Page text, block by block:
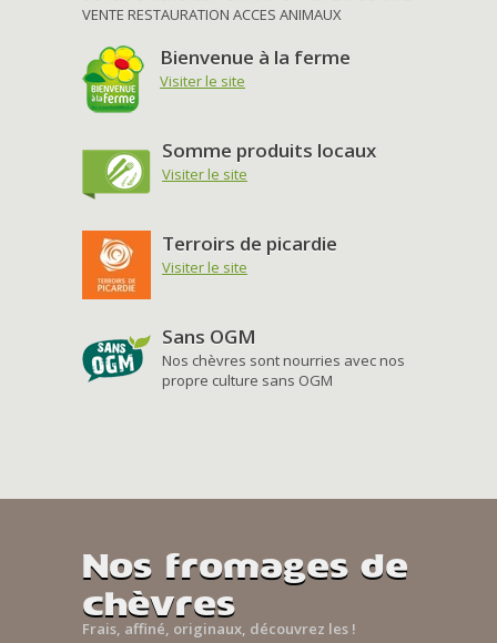
VENTE RESTAURATION ACCES ANIMAUX
Bienvenue à la ferme
Visiter le site
Somme produits locaux
Visiter le site
Terroirs de picardie
Visiter le site
Sans OGM
Nos chèvres sont nourries avec nos
propre culture sans OGM
Nos fromages de
chèvres
Frais, affiné, originaux, découvrez les !